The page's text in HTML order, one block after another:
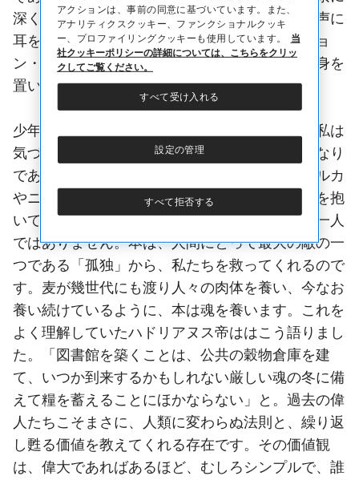
深く浸り、惜しみなく語りかけてくれる彼らの声に
耳を傾けるとき、心は高められ、偉大なる師ジョ
ン・ラスキンが語ったように、まるで王の庭に身を
置いているかのような心持になります。
少年の頃、初めてカントの書に没頭したとき、私は
気づきました。真の読書とは、問いと答えの連なり
であり、対話そのものだということを。ペトラルカ
やニッコロ・マキャヴェッリもまた、同じ思いを抱
いていたようです。本を読むとき、人は決して一人
ではありません。本は、人間にとって最大の敵の一
つである「孤独」から、私たちを救ってくれるので
す。麦が幾世代にも渡り人々の肉体を養い、今なお
養い続けているように、本は魂を養います。これを
よく理解していたハドリアヌス帝ははこう語りまし
た。「図書館を築くことは、公共の穀物倉庫を建
て、いつか到来するかもしれない厳しい魂の冬に備
えて糧を蓄えることにほかならない」と。過去の偉
人たちこそまさに、人類に変わらぬ法則と、繰り返
し甦る価値を教えてくれる存在です。その価値観
は、偉大であればあるほど、むしろシンプルで、誰
アクションは、事前の同意に基づいています。また、
アナリティクスクッキー、ファンクショナルクッキ
ー、プロファイリングクッキーも使用しています。
当
社クッキーポリシーの詳細については、こちらをクリッ
クしてご覧ください。
すべて拒否する
すべて受け入れる
設定の管理